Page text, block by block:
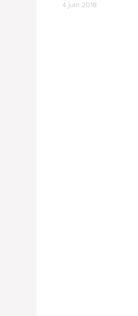
4 juin 2018